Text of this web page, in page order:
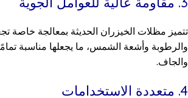
تتميز مظلات الخيزران الحديثة بمعالجة خاصة
والرطوبة وأشعة الشمس، ما يجعلها مناسبة
والجاف.
4. متعددة الاستخدامات